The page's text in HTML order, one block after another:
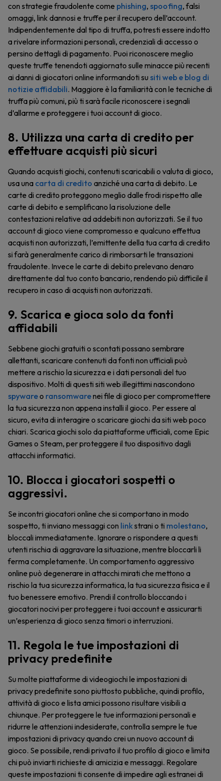
con strategie fraudolente come phishing, spoofing, falsi
omaggi, link dannosi e truffe per il recupero dell’account.
Indipendentemente dal tipo di truffa, potresti essere indotto
a rivelare informazioni personali, credenziali di accesso o
persino dettagli di pagamento. Puoi riconoscere meglio
queste truffe tenendoti aggiornato sulle minacce più recenti
ai danni di giocatori online informandoti su siti web e blog di
notizie affidabili. Maggiore è la familiarità con le tecniche di
truffa più comuni, più ti sarà facile riconoscere i segnali
d’allarme e proteggere i tuoi account di gioco.
8. Utilizza una carta di credito per
effettuare acquisti più sicuri
Quando acquisti giochi, contenuti scaricabili o valuta di gioco,
usa una carta di credito anziché una carta di debito. Le
carte di credito proteggono meglio dalle frodi rispetto alle
carte di debito e semplificano la risoluzione delle
contestazioni relative ad addebiti non autorizzati. Se il tuo
account di gioco viene compromesso e qualcuno effettua
acquisti non autorizzati, l’emittente della tua carta di credito
si farà generalmente carico di rimborsarti le transazioni
fraudolente. Invece le carte di debito prelevano denaro
direttamente dal tuo conto bancario, rendendo più difficile il
recupero in caso di acquisti non autorizzati.
9. Scarica e gioca solo da fonti
affidabili
Sebbene giochi gratuiti o scontati possano sembrare
allettanti, scaricare contenuti da fonti non ufficiali può
mettere a rischio la sicurezza e i dati personali del tuo
dispositivo. Molti di questi siti web illegittimi nascondono
spywareo ransomwarenei file di gioco per compromettere
la tua sicurezza non appena installi il gioco. Per essere al
sicuro, evita di interagire o scaricare giochi da siti web poco
chiari. Scarica giochi solo da piattaforme ufficiali, come Epic
Games o Steam, per proteggere il tuo dispositivo dagli
attacchi informatici.
10. Blocca i giocatori sospetti o
aggressivi.
Se incontri giocatori online che si comportano in modo
sospetto, ti inviano messaggi con linkstrani o ti molestano,
bloccali immediatamente. Ignorare o rispondere a questi
utenti rischia di aggravare la situazione, mentre bloccarli li
ferma completamente. Un comportamento aggressivo
online può degenerare in attacchi mirati che mettono a
rischio la tua sicurezza informatica, la tua sicurezza fisica e il
tuo benessere emotivo. Prendi il controllo bloccando i
giocatori nocivi per proteggere i tuoi account e assicurarti
un’esperienza di gioco senza timori o interruzioni.
11. Regola le tue impostazioni di
privacy predefinite
Su molte piattaforme di videogiochi le impostazioni di
privacy predefinite sono piuttosto pubbliche, quindi profilo,
attività di gioco e lista amici possono risultare visibili a
chiunque. Per proteggere le tue informazioni personali e
ridurre le attenzioni indesiderate, controlla sempre le tue
impostazioni di privacy quando crei un nuovo account di
gioco. Se possibile, rendi privato il tuo profilo di gioco e limita
chi può inviarti richieste di amicizia e messaggi. Regolare
queste impostazioni ti consente di impedire agli estranei di